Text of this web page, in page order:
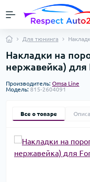
Для тюнинга
Накладки на
нержавейка) для
Производитель: Omsa Line
Модель: 815-2604091
Все о товаре